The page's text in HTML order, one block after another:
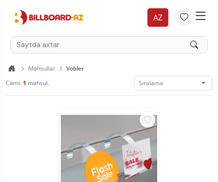
AZ
Məhsullar
Vobler
Cəmi:1 məhsul.